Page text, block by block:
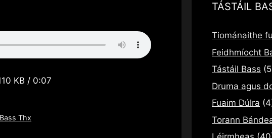
KB / 0:07
Thx
TÁSTÁIL
Tiománaithe
Feidhmíocht
Tástáil Bass
Druma agus
Fuaim Dúlra
Torann